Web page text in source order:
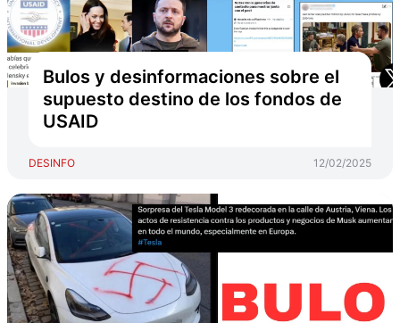
Bulos y desinformaciones sobre el
supuesto destino de los fondos de
USAID
DESINFO 12/02/2025